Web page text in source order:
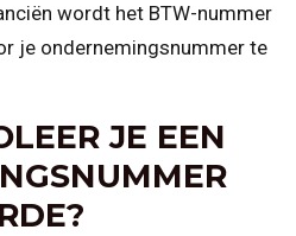
wordt het BTW-nummer
je ondernemingsnummer te
JE EEN